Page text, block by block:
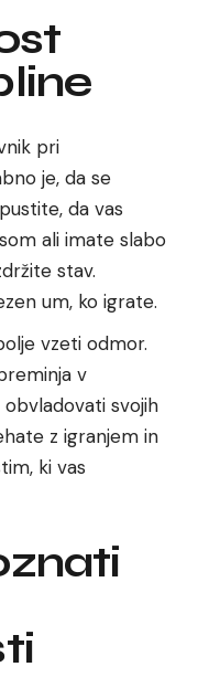
pri
je, da se
da vas
ali imate slabo
stav.
um, ko igrate.
vzeti odmor.
v
svojih
z igranjem in
ki vas